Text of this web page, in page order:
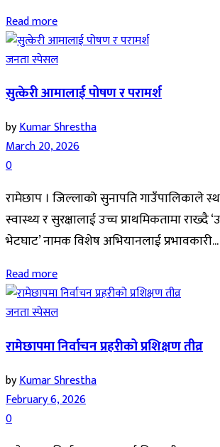
Read more
जनता स्पेसल
सुत्केरी आमालाई पोषण र परामर्श
byKumar Shrestha
March 20, 2026
0
रामेछाप । जिल्लाको सुनापति गाउँपालिकाले
स्वास्थ्य र सुरक्षालाई उच्च प्राथमिकतामा राख्दै
भेटघाट’ नामक विशेष अभियानलाई प्रभावकारी...
Read more
जनता स्पेसल
रामेछापमा निर्वाचन प्रहरीको प्रशिक्षण तीव्र
byKumar Shrestha
February 6, 2026
0